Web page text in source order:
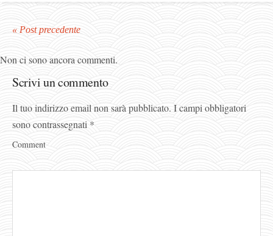
« Post precedente
Non ci sono ancora commenti.
Scrivi un commento
Il tuo indirizzo email non sarà pubblicato. I campi obbligatori
sono contrassegnati *
Comment